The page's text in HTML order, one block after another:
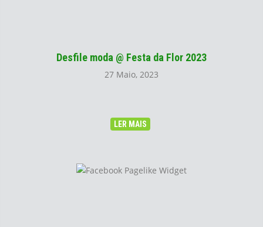
Desfile moda @ Festa da Flor 2023
27 Maio, 2023
LER MAIS